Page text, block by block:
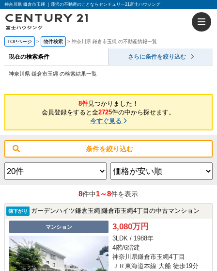
神奈川県 鎌倉市玉縄 ｜藤沢の不動産のことならセンチュリー21富士ハウジング
TOPページ 物件検索 神奈川県 鎌倉市玉縄 の不動産情報一覧
現在の検索条件 さらに条件を絞り込む
神奈川県 鎌倉市玉縄 の検索結果一覧
8件見つかりました！
会員登録をすると全2725件の中から探せます。
今すぐ見る
条件を絞り込む
8件中1～8件を表示
値下がり ガーデンハイツ鎌倉玉縄|鎌倉市玉縄4丁目の中古マンション
マンション 3,080万円
3LDK / 1988年
4階/6階建
神奈川県鎌倉市玉縄4丁目
ＪＲ東海道本線 大船 徒歩19分